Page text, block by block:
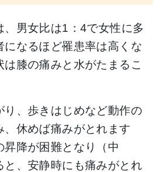
、男女比は1：4で女性に多
になるほど罹患率は高くな
は膝の痛みと水がたまるこ
り、歩きはじめなど動作の
、休めば痛みがとれます
昇降が困難となり（中
と、安静時にも痛みがとれ